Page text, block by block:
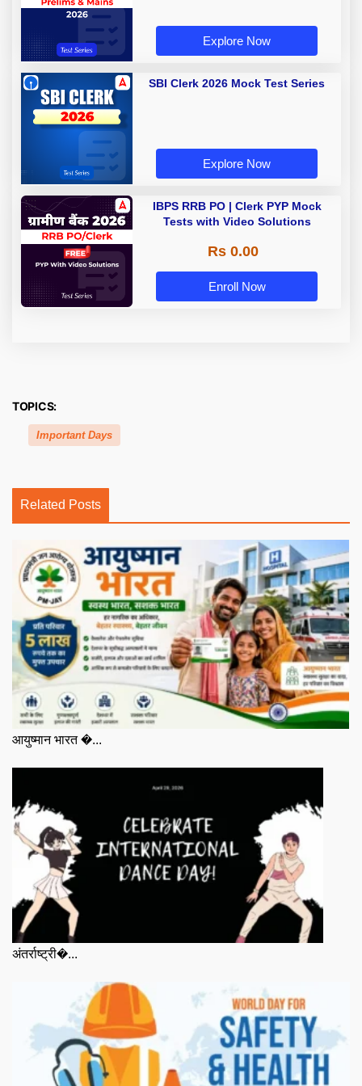
Explore Now
SBI Clerk 2026 Mock Test Series
Explore Now
IBPS RRB PO | Clerk PYP Mock
Tests with Video Solutions
Rs 0.00
Enroll Now
TOPICS:
Important Days
Related Posts
आयुष्मान भारत �...
अंतर्राष्ट्री�...